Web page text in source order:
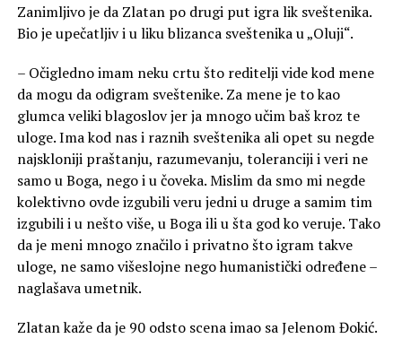
Zanimljivo je da Zlatan po drugi put igra lik sveštenika.
Bio je upečatljiv i u liku blizanca sveštenika u „Oluji“.
– Očigledno imam neku crtu što reditelji vide kod mene
da mogu da odigram sveštenike. Za mene je to kao
glumca veliki blagoslov jer ja mnogo učim baš kroz te
uloge. Ima kod nas i raznih sveštenika ali opet su negde
najskloniji praštanju, razumevanju, toleranciji i veri ne
samo u Boga, nego i u čoveka. Mislim da smo mi negde
kolektivno ovde izgubili veru jedni u druge a samim tim
izgubili i u nešto više, u Boga ili u šta god ko veruje. Tako
da je meni mnogo značilo i privatno što igram takve
uloge, ne samo višeslojne nego humanistički određene –
naglašava umetnik.
Zlatan kaže da je 90 odsto scena imao sa Jelenom Đokić.